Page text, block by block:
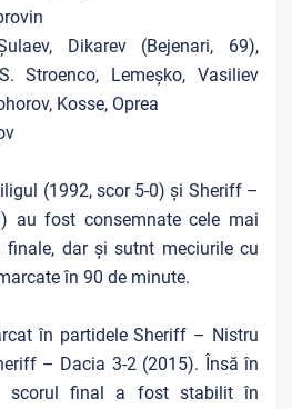
Dikarev (Bejenari, 69),
Stroenco, Lemeşko, Vasiliev
Kosse, Oprea
(1992, scor 5-0) și Sheriff –
au fost consemnate cele mai
finale, dar și sutnt meciurile cu
în 90 de minute.
în partidele Sheriff – Nistru
– Dacia 3-2 (2015). Însă în
scorul final a fost stabilit în